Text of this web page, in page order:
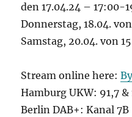
den 17.04.24 – 17:00-
Donnerstag, 18.04.
Samstag, 20.04. von
Stream online here:
Hamburg UKW: 91,7 &
Berlin DAB+: Kanal 7B